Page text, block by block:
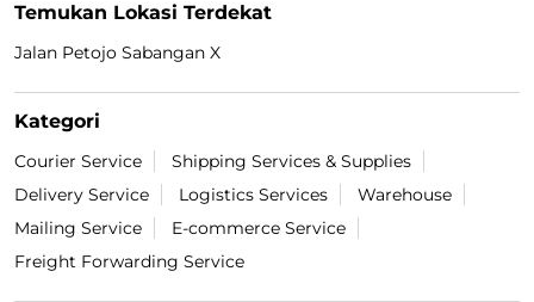
Temukan Lokasi Terdekat
Jalan Petojo Sabangan X
Kategori
Courier Service
Shipping Services & Supplies
Delivery Service
Logistics Services
Warehouse
Mailing Service
E-commerce Service
Freight Forwarding Service